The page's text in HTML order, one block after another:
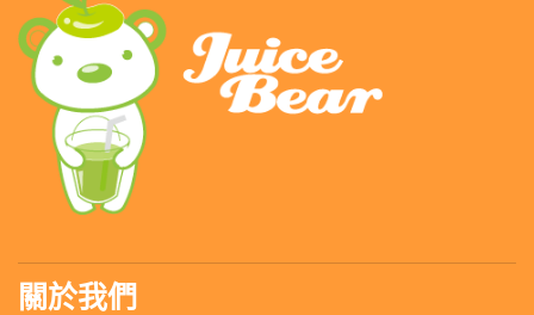
關於我們